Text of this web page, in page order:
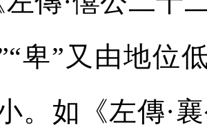
卑”又由地位
。如《左傳·